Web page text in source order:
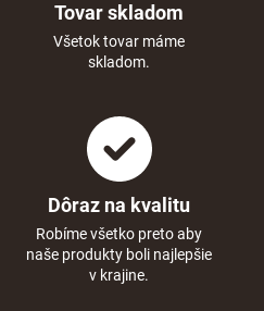
Tovar skladom
Všetok tovar máme
skladom.
Dôraz na kvalitu
Robíme všetko preto aby
naše produkty boli najlepšie
v krajine.